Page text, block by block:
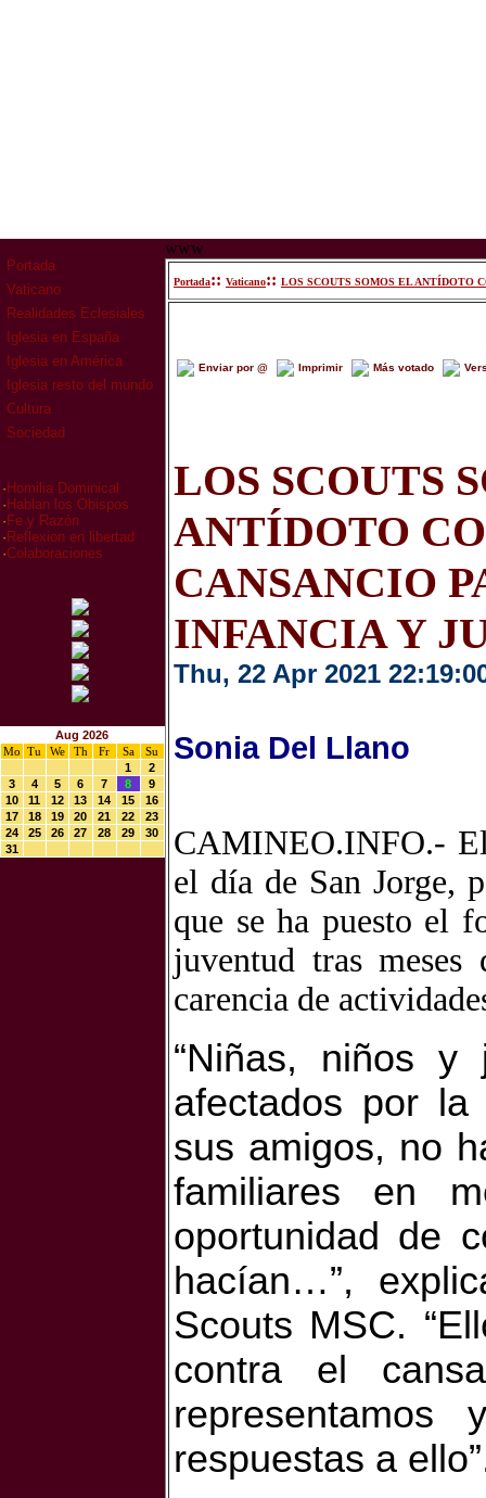
Portada
Vaticano
Realidades Eclesiales
Iglesia en España
Iglesia en América
Iglesia resto del mundo
Cultura
Sociedad
· Homilia Dominical
· Hablan los Obispos
· Fe y Razón
· Reflexion en libertad
·Colaboraciones
Aug 2026
Mo
Tu We Th Fr Sa
Su
1
2
3
4 5 6 7 8
9
10
11 12 13 14 15
16
17
18 19 20 21 22
23
24
25 26 27 28 29
30
31
www
Portada:: Vaticano:: LOS SCOUTS SOMOS EL ANTÍDOTO
Enviar por @ Imprimir Más votado
LOS SCOUTS
ANTÍDOTO
CANSANCIO
INFANCIA Y
Thu, 22 Apr 2021
Sonia Del Llano
CAMINEO.INFO.-
el día de San Jorge,
que se ha puesto el
juventud tras meses
carencia de
“Niñas, niños y
afectados por
sus amigos, no
familiares en
oportunidad de
hacían…”,
Scouts MSC.
contra el
respuestas a